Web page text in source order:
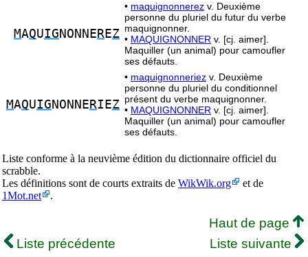
MAQUIG NONNE REZ
• maquignonnerez v. Deuxième
personne du pluriel du futur du verbe
maquignonner.
• MAQUIGNONNER v. [cj. aimer].
Maquiller (un animal) pour camoufler
ses défauts.
MAQUIG NONNE RIEZ
• maquignonneriez v. Deuxième
personne du pluriel du conditionnel
présent du verbe maquignonner.
• MAQUIGNONNER v. [cj. aimer].
Maquiller (un animal) pour camoufler
ses défauts.
Liste conforme à la neuvième édition du dictionnaire officiel du
scrabble.
Les définitions sont de courts extraits de WikWik.org
et de
1Mot.net
.
Haut de page
Liste précédente
Liste suivante